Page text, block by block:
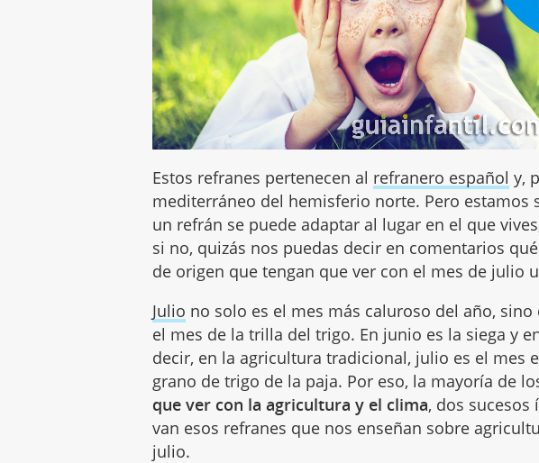
Estos refranes pertenecen al refranero español y,
mediterráneo del hemisferio norte. Pero estamos
un refrán se puede adaptar al lugar en el que
si no, quizás nos puedas decir en comentarios
de origen que tengan que ver con el mes de julio
Julio no solo es el mes más caluroso del año,
el mes de la trilla del trigo. En junio es la siega y
decir, en la agricultura tradicional, julio es el mes
grano de trigo de la paja. Por eso, la mayoría de
que ver con la agricultura y el clima, dos
van esos refranes que nos enseñan sobre
julio.